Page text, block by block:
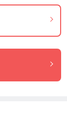
タルブロッ